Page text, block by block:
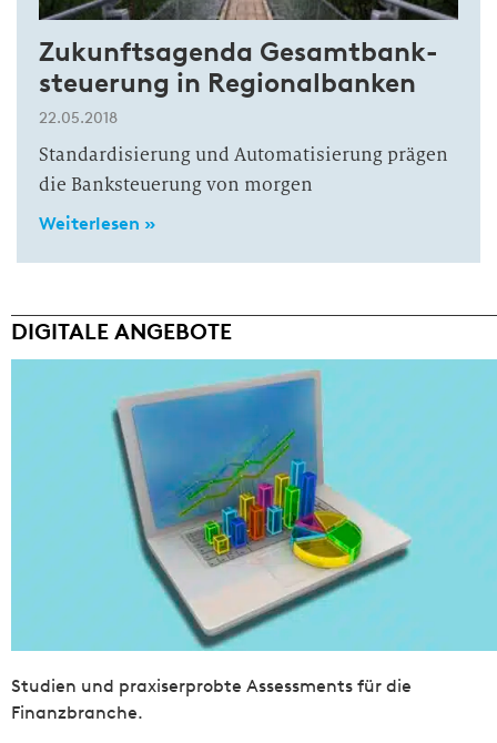
Zukunftsagenda Gesamtbank­
steuerung in Regionalbanken
22.05.2018
Standardisierung und Automatisierung prägen
die Banksteuerung von morgen
Weiterlesen »
DIGITALE ANGEBOTE
Studien und praxiserprobte Assessments für die
Finanzbranche.